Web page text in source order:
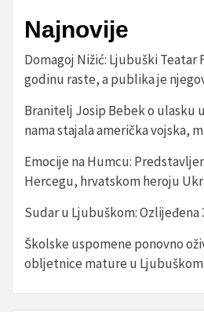
Najnovije
Domagoj Nižić: Ljubuški Teatar
godinu raste, a publika je
Branitelj Josip Bebek o ulasku
nama stajala američka vojska,
Emocije na Humcu:
Hercegu, hrvatskom heroju
Sudar u Ljubuškom: Ozlijeđena
Školske uspomene ponovno
obljetnice mature u Ljubuškom